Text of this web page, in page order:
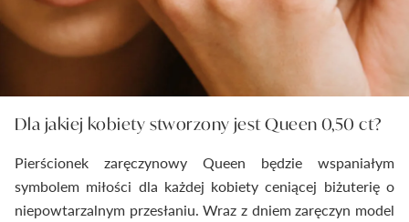
Dla jakiej kobiety stworzony jest Queen 0,50 ct?
Pierścionek zaręczynowy Queen będzie wspaniałym
symbolem miłości dla każdej kobiety ceniącej biżuterię o
niepowtarzalnym przesłaniu. Wraz z dniem zaręczyn model